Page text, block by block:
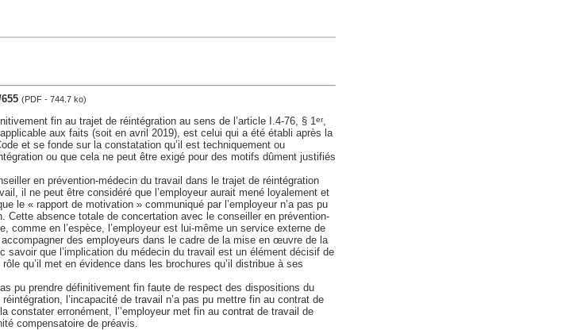
(PDF - 744.7 ko)
fin au trajet de réintégration au sens de l’article I.4-76, § 1 er,
aux faits (soit en avril 2019), est celui qui a été établi après la
et se fonde sur la constatation qu’il est techniquement ou
ou que cela ne peut être exigé pour des motifs dûment justifiés
en prévention-médecin du travail dans le trajet de réintégration
il ne peut être considéré que l’employeur aurait mené loyalement et
le « rapport de motivation » communiqué par l’employeur n’a pas pu
Cette absence totale de concertation avec le conseiller en prévention-
comme en l’espèce, l’employeur est lui-même un service externe de
des employeurs dans le cadre de la mise en œuvre de la
savoir que l’implication du médecin du travail est un élément décisif de
qu’il met en évidence dans les brochures qu’il distribue à ses
pu prendre définitivement fin faute de respect des dispositions du
l’incapacité de travail n’a pas pu mettre fin au contrat de
constater erronément, l’’employeur met fin au contrat de travail de
compensatoire de préavis.